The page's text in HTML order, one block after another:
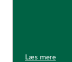
Læs mere